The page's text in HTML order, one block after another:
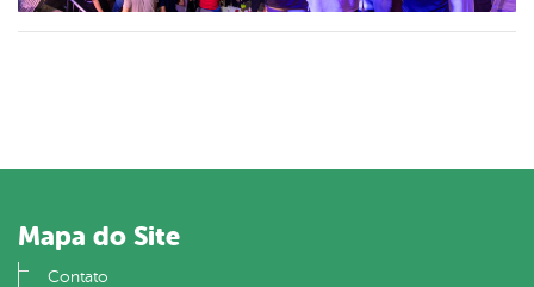
Mapa do Site
Contato